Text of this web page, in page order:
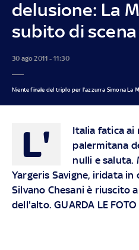
delusione: La
subito di scena
30 ago 2011 - 11:30
Niente finale del triplo per l'azzurra Simona La
L'
Italia fatica ai
palermitana
nulli e saluta.
Yargeris Savigne, iridata in
Silvano Chesani è riuscito
dell'alto. GUARDA LE FOTO